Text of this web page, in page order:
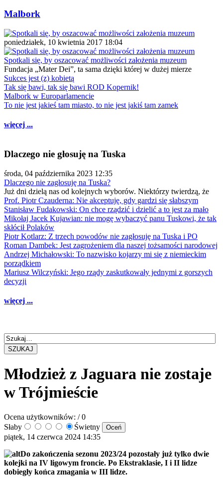
Malbork
poniedziałek, 10 kwietnia 2017 18:04
Spotkali się, by oszacować możliwości założenia muzeum
Fundacja „Mater Dei”, ta sama dzięki której w dużej mierze
Sukces jest (z) kobietą
Tak się bawi, tak się bawi ROD Kopernik!
Malbork w Europarlamencie
To nie jest jakieś tam miasto, to nie jest jakiś tam zamek
więcej ...
Dlaczego nie głosuję na Tuska
środa, 04 października 2023 12:35
Dlaczego nie zagłosuję na Tuska?
Już dni dzielą nas od kolejnych wyborów. Niektórzy twierdzą, że
Prof. Piotr Czauderna: Nie akceptuję, gdy gardzi się słabszym
Stanisław Fudakowski: On chce rządzić i dzielić a to jest za mało
Mikołaj Jacek Kujawian: nie mogę wybaczyć panu Tuskowi, że tak
skłócił Polaków
Piotr Kotlarz: Z trzech powodów nie zagłosuję na Tuska i PO
Roman Dambek: Jest zagrożeniem dla naszej tożsamości narodowej
Andrzej Michałowski: To nazwisko kojarzy mi się z niemieckim
porządkiem
Mariusz Wilczyński: Jego rządy zaskutkowały jednymi z gorszych
decyzji
więcej ...
SZUKAJ
Młodzież z Jaguara nie zostaje
w Trójmieście
Ocena użytkowników: / 0
Słaby
Świetny
piątek, 14 czerwca 2024 14:35
Do zakończenia sezonu 2023/24 pozostały już tylko dwie
kolejki na IV ligowym froncie. Po Ekstraklasie, I i II lidze
dobiegły końca zmagania w III lidze.